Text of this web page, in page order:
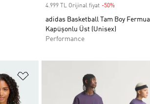
4.999 TL Orijinal fiyat -50%Discount
adidas Basketball Tam Boy
Kapüşonlu Üst (Unisex)
Performance
Favori Listesine Ekle